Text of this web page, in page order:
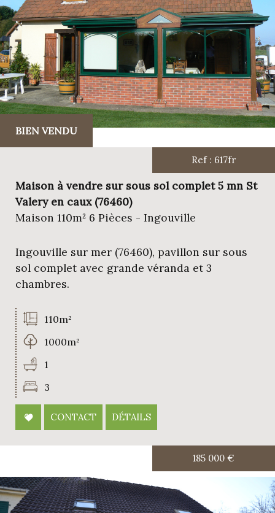
BIEN VENDU
Ref : 617fr
Maison à vendre sur sous sol complet 5 mn St
Valery en caux (76460)
Maison 110m² 6 Pièces - Ingouville
Ingouville sur mer (76460), pavillon sur sous
sol complet avec grande véranda et 3
chambres.
110m²
1000m²
1
3
CONTACT DÉTAILS
185 000 €